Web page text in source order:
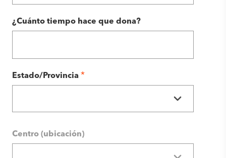
¿Cuánto tiempo hace que dona?
Estado/Provincia *
Centro (ubicación)